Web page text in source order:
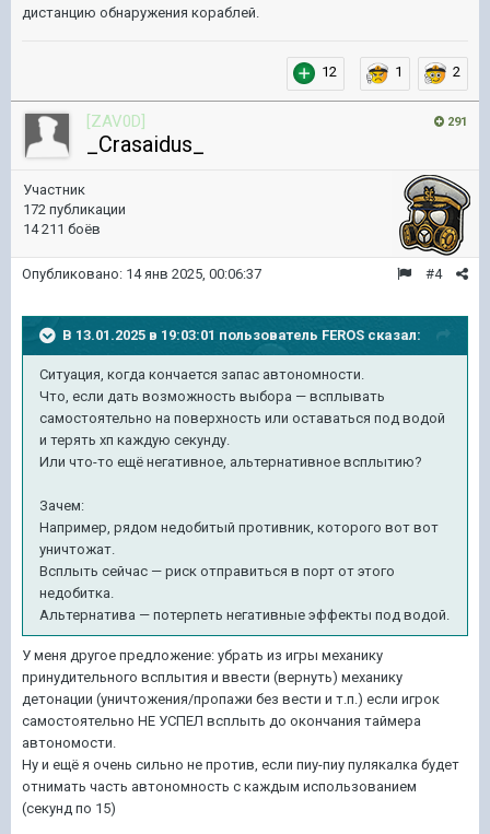
дистанцию обнаружения кораблей.
12 1 2
291
[ZAV0D]
_Crasaidus_
Участник
172 публикации
14 211 боёв
#4
Опубликовано: 14 янв 2025, 00:06:37
В 13.01.2025 в 19:03:01 пользователь FEROS сказал:
Ситуация, когда кончается запас автономности.
Что, если дать возможность выбора — всплывать
самостоятельно на поверхность или оставаться под водой
и терять хп каждую секунду.
Или что-то ещё негативное, альтернативное всплытию?
Зачем:
Например, рядом недобитый противник, которого вот вот
уничтожат.
Всплыть сейчас — риск отправиться в порт от этого
недобитка.
Альтернатива — потерпеть негативные эффекты под водой.
У меня другое предложение: убрать из игры механику
принудительного всплытия и ввести (вернуть) механику
детонации (уничтожения/пропажи без вести и т.п.) если игрок
самостоятельно НЕ УСПЕЛ всплыть до окончания таймера
автономости.
Ну и ещё я очень сильно не против, если пиу-пиу пулякалка будет
отнимать часть автономность с каждым использованием
(секунд по 15)